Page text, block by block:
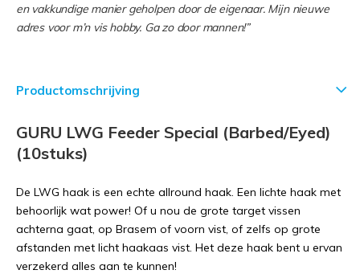
en vakkundige manier geholpen door de eigenaar. Mijn nieuwe
adres voor m’n vis hobby. Ga zo door mannen!”
Productomschrijving
GURU LWG Feeder Special (Barbed/Eyed)
(10stuks)
De LWG haak is een echte allround haak. Een lichte haak met
behoorlijk wat power! Of u nou de grote target vissen
achterna gaat, op Brasem of voorn vist, of zelfs op grote
afstanden met licht haakaas vist. Het deze haak bent u ervan
verzekerd alles aan te kunnen!